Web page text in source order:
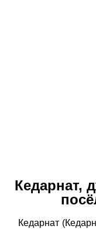
Кедарнат,
Кедарнат